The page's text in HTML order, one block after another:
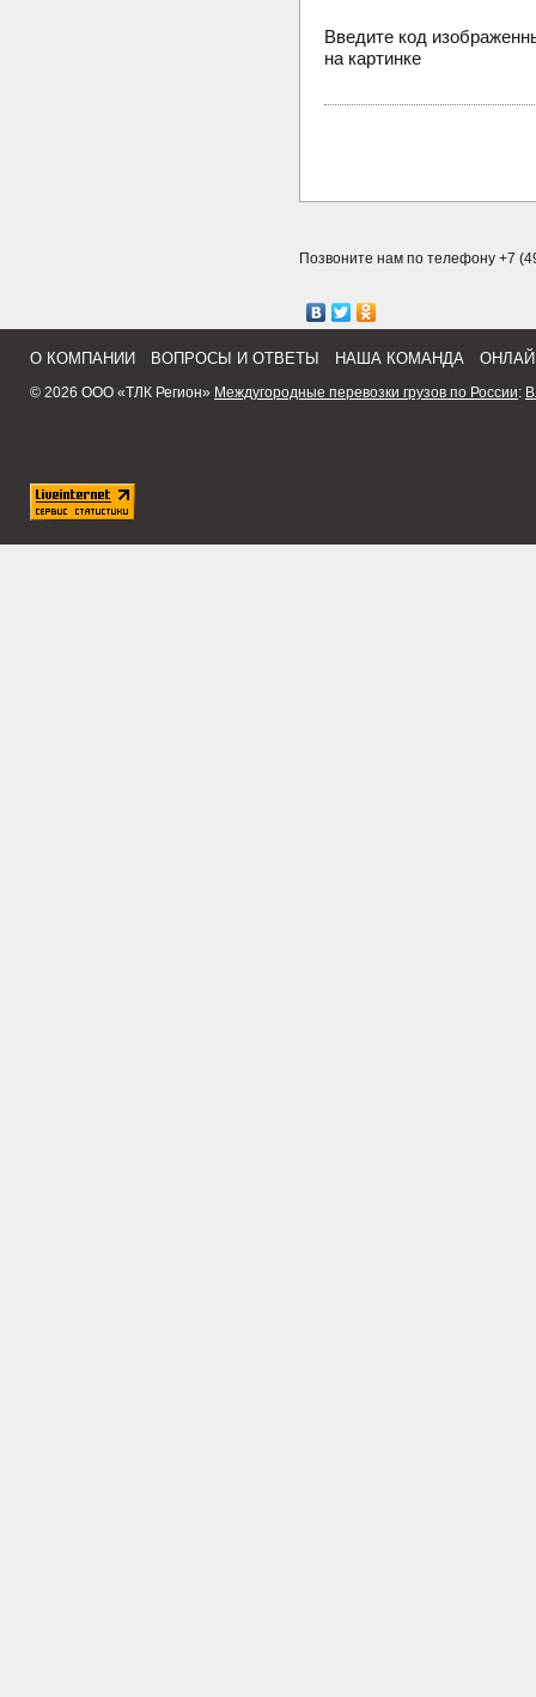
Введите код
на картинке
Позвоните нам по телефону +7
О КОМПАНИИ ВОПРОСЫ И ОТВЕТЫ НАША КОМАНДА
© 2026 ООО «ТЛК Регион» Междугородные перевозки грузов по России: